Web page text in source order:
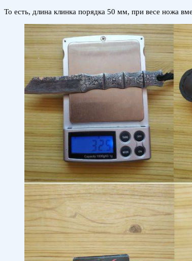
То есть, длина клинка порядка 50 мм, при весе ножа